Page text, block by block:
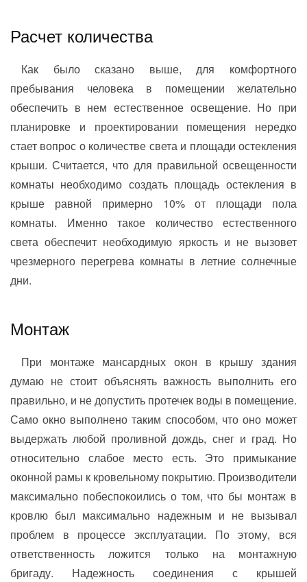
Расчет количества
Как было сказано выше, для комфортного
пребывания человека в помещении желательно
обеспечить в нем естественное освещение. Но при
планировке и проектировании помещения нередко
стает вопрос о количестве света и площади остекления
крыши. Считается, что для правильной освещенности
комнаты необходимо создать площадь остекления в
крыше равной примерно 10% от площади пола
комнаты. Именно такое количество естественного
света обеспечит необходимую яркость и не вызовет
чрезмерного перегрева комнаты в летние солнечные
дни.
Монтаж
При монтаже мансардных окон в крышу здания
думаю не стоит объяснять важность выполнить его
правильно, и не допустить протечек воды в помещение.
Само окно выполнено таким способом, что оно может
выдержать любой проливной дождь, снег и град. Но
относительно слабое место есть. Это примыкание
оконной рамы к кровельному покрытию. Производители
максимально побеспокоились о том, что бы монтаж в
кровлю был максимально надежным и не вызывал
проблем в процессе эксплуатации. По этому, вся
ответственность ложится только на монтажную
бригаду. Надежность соединения с крышей